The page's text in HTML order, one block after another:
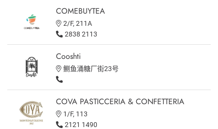
COMEBUYTEA
2/F, 211A
2838 2113
Cooshti
鲗鱼涌糖厂街23号
COVA PASTICCERIA & CONFETTERIA
1/F, 113
2121 1490